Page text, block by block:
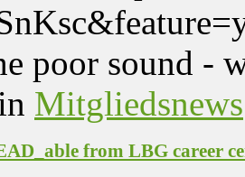
poor sound -
Mitgliedsnews
from LBG career